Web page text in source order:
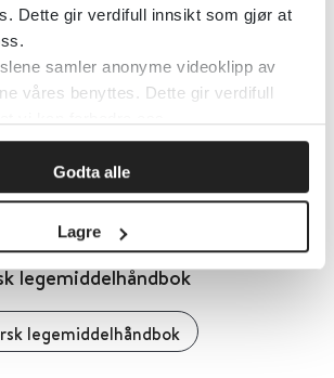
Dette gir verdifull innsikt som gjør at
samler anonyme videoklipp av
våres benyttes. Dette gir verdifull
Godta alle
Lagre
atlas - antibiotikaresistens
over tid
Norsk overvåkingssystem for antibiotikaresistens hos mikrober (NORM)
legemiddelhåndbok
legemiddelhåndbok